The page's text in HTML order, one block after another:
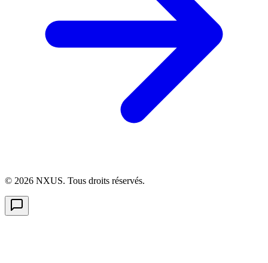
© 2026 NXUS. Tous droits réservés.